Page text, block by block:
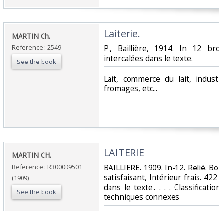
‎MARTIN Ch.‎
Reference : 2549
See the book
‎Laiterie. ‎
‎P., Baillière, 1914. In 12
intercalées dans le texte.‎
‎Lait, commerce du lait,
fromages, etc...‎
‎MARTIN CH.‎
Reference : R300009501
(1909)
See the book
‎LAITERIE‎
‎BAILLIERE. 1909. In-12. Relié.
satisfaisant, Intérieur frais.
dans le texte.. . . .
techniques connexes‎